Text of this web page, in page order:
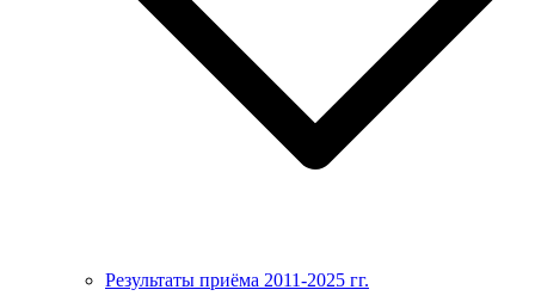
Результаты приёма 2011-2025 гг.